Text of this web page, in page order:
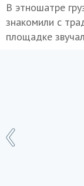
В этношатре
знакомили с
площадке